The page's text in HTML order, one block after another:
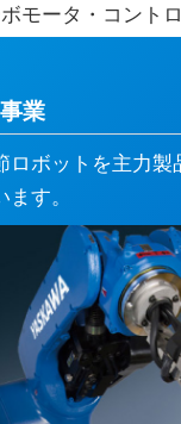
モータ・コント
業
ロボットを主力
す。